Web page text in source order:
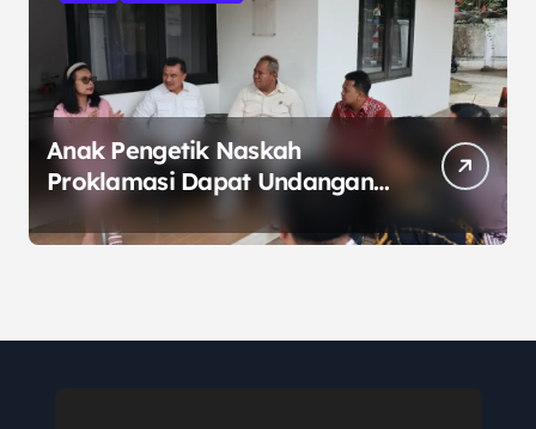
Anak Pengetik Naskah
Proklamasi Dapat Undangan
HUT RI dari Presiden
Prabowo